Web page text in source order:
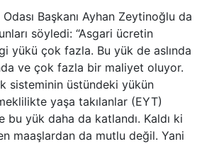
Başkanı Ayhan Zeytinoğlu da
söyledi: “Asgari ücretin
yükü çok fazla. Bu yük de aslında
ve çok fazla bir maliyet oluyor.
sisteminin üstündeki yükün
yaşa takılanlar (EYT)
bu yük daha da katlandı. Kaldı ki
maaşlardan da mutlu değil. Yani